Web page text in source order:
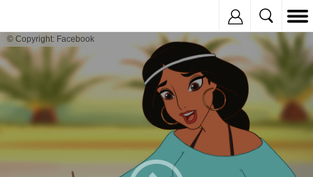
© Copyright: Facebook